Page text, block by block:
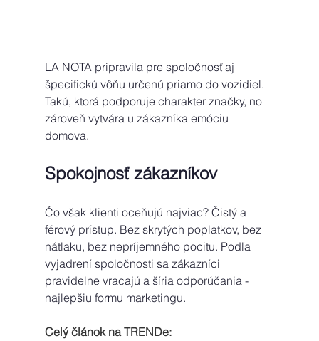
LA NOTA pripravila pre spoločnosť aj
špecifickú vôňu určenú priamo do vozidiel.
Takú, ktorá podporuje charakter značky, no
zároveň vytvára u zákazníka emóciu
domova.
Spokojnosť zákazníkov
Čo však klienti oceňujú najviac? Čistý a
férový prístup. Bez skrytých poplatkov, bez
nátlaku, bez nepríjemného pocitu. Podľa
vyjadrení spoločnosti sa zákazníci
pravidelne vracajú a šíria odporúčania -
najlepšiu formu marketingu.
Celý článok na TRENDe: